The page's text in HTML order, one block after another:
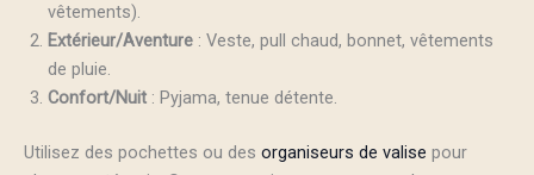
vêtements).
Extérieur/Aventure : Veste, pull chaud, bonnet, vêtements
de pluie.
Confort/Nuit : Pyjama, tenue détente.
Utilisez des pochettes ou des organiseurs de valise pour